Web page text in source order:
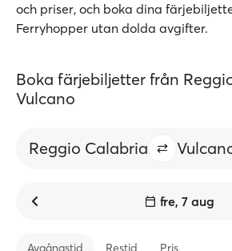
och priser, och boka dina
Ferryhopper utan dolda avgifter.
Boka färjebiljetter från
Vulcano
Reggio Calabria
fre, 7 aug
Avgångstid Restid Pris